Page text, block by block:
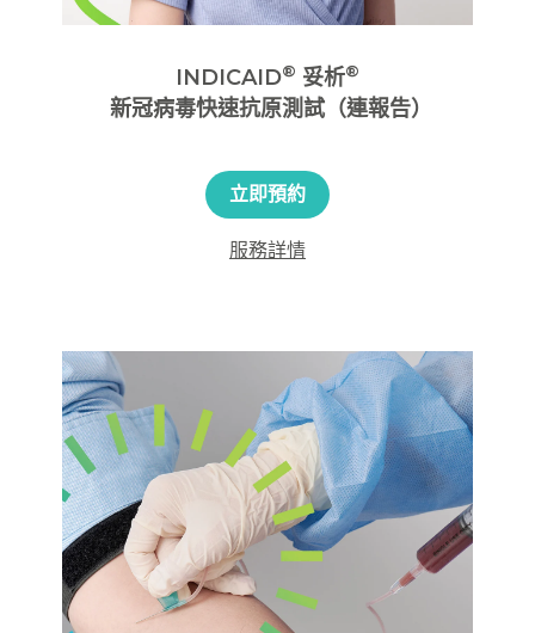
INDICAID® 妥析®
新冠病毒快速抗原測試（連報告）
立即預約
服務詳情